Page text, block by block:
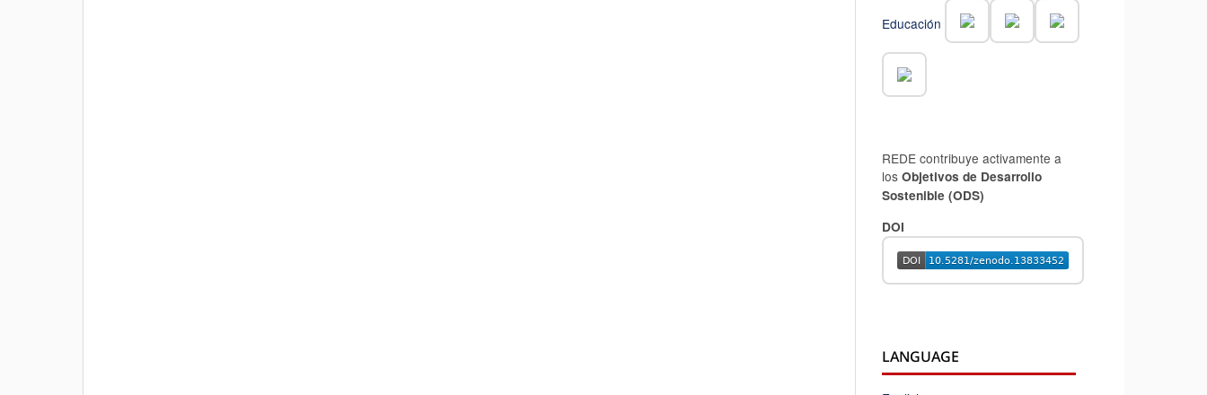
Educación
REDE contribuye activamente a
los Objetivos de Desarrollo
Sostenible (ODS)
DOI
LANGUAGE